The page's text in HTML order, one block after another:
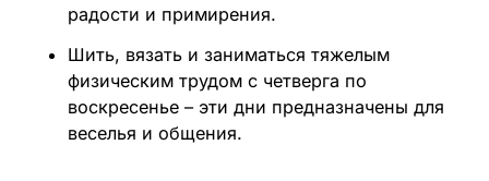
радости и примирения.
Шить, вязать и заниматься тяжелым
физическим трудом с четверга по
воскресенье – эти дни предназначены для
веселья и общения.